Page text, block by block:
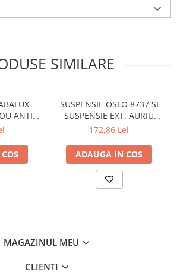
SIMILARE
ANTIC
350MM
SUSPENSIE OSLO 8737 SI
SUSPENSIE EXT. AURIU
ANTIC TRANSPARENT E27
172,86 Lei
ADAUGA IN COS
MAGAZINUL MEU
CLIENTI